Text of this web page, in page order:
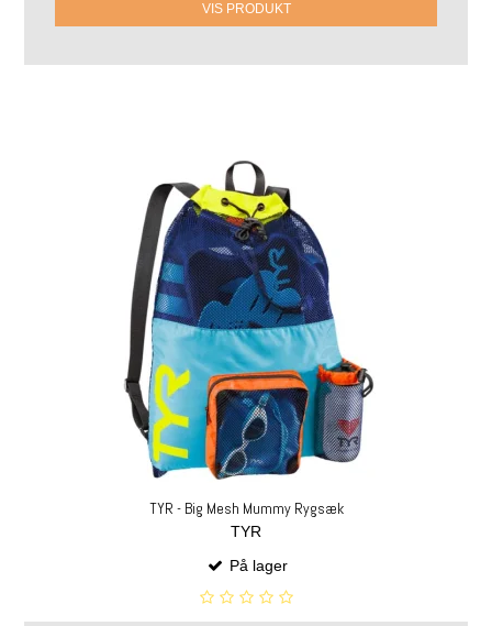
VIS PRODUKT
TYR - Big Mesh Mummy Rygsæk
TYR
På lager